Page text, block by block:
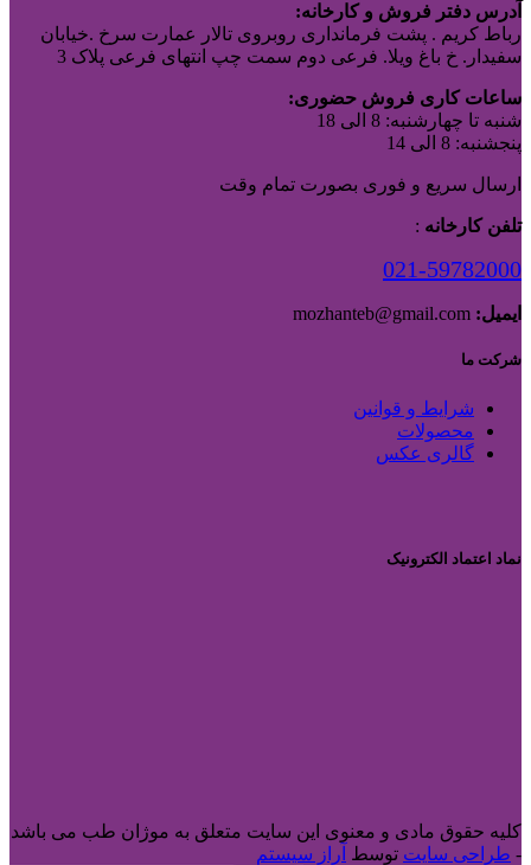
آدرس دفتر فروش و کارخانه:
رباط کریم . پشت فرمانداری روبروی تالار عمارت سرخ .خیابان
سفیدار. خ باغ ویلا. فرعی دوم سمت چپ انتهای فرعی پلاک 3
ساعات کاری فروش حضوری:
شنبه تا چهارشنبه: 8 الی 18
پنجشنبه: 8 الی 14
ارسال سریع و فوری بصورت تمام وقت
تلفن کارخانه :
021-59782000
ایمیل:
شرکت ما
شرایط و قوانین
محصولات
گالری عکس
نماد اعتماد الکترونیک
کلیه حقوق مادی و معنوی این سایت متعلق به موژان طب می باشد
- طراحی سایت توسط آراز سیستم